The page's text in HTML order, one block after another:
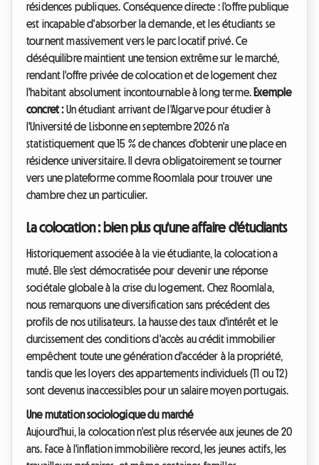
résidences publiques. Conséquence directe : l'offre publique
est incapable d'absorber la demande, et les étudiants se
tournent massivement vers le parc locatif privé. Ce
déséquilibre maintient une tension extrême sur le marché,
rendant l'offre privée de colocation et de logement chez
l'habitant absolument incontournable à long terme. Exemple
concret :Un étudiant arrivant de l'Algarve pour étudier à
l'Université de Lisbonne en septembre 2026 n'a
statistiquement que 15 % de chances d'obtenir une place en
résidence universitaire. Il devra obligatoirement se tourner
vers une plateforme comme Roomlala pour trouver une
chambre chez un particulier.
La colocation : bien plus qu'une affaire d'étudiants
Historiquement associée à la vie étudiante, la colocation a
muté. Elle s'est démocratisée pour devenir une réponse
sociétale globale à la crise du logement. Chez Roomlala,
nous remarquons une diversification sans précédent des
profils de nos utilisateurs. La hausse des taux d'intérêt et le
durcissement des conditions d'accès au crédit immobilier
empêchent toute une génération d'accéder à la propriété,
tandis que les loyers des appartements individuels (T1 ou T2)
sont devenus inaccessibles pour un salaire moyen portugais.
Une mutation sociologique du marché
Aujourd'hui, la colocation n'est plus réservée aux jeunes de 20
ans. Face à l'inflation immobilière record, les jeunes actifs, les